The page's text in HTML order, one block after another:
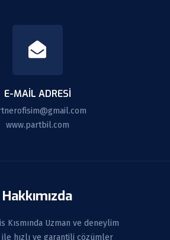
E-MAIL ADRESI
www.partbil.com
Hakkımızda
Kısmında Uzman ve deneylim
ile hızlı ve garantili çözümler